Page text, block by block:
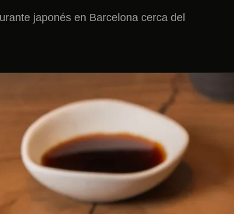
japonés en Barcelona cerca del